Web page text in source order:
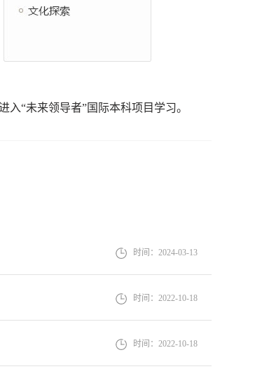
“未来领导者”国际本科项目学习。
时间：2024-03-13
时间：2022-10-18
时间：2022-10-18